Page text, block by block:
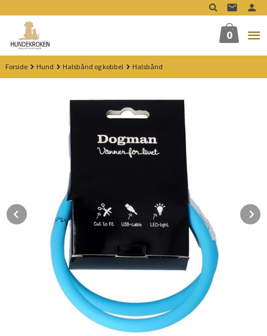
til
innholdet
0
Forside Hund Halsbånd og kobbel Halsbånd